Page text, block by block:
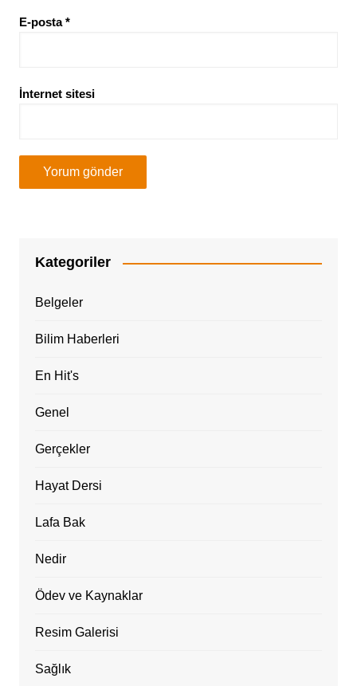
E-posta*
İnternet sitesi
Kategoriler
Belgeler
Bilim Haberleri
En Hit's
Genel
Gerçekler
Hayat Dersi
Lafa Bak
Nedir
Ödev ve Kaynaklar
Resim Galerisi
Sağlık